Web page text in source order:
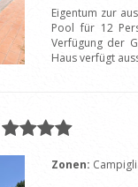
Eigentum zur
Pool für 12
Verfügung der
Haus verfügt
Zonen: